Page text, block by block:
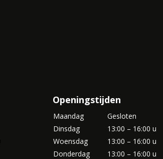
Openingstijden
Maandag
Dinsdag
Woensdag
Donderdag
Gesloten
13:00 – 16:00 u
13:00 – 16:00 u
13:00 – 16:00 u